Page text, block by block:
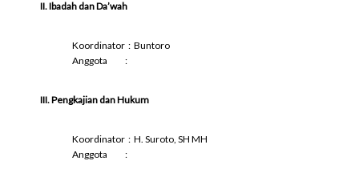
II. Ibadah dan Da’wah
Koordinator : Buntoro
Anggota :
III. Pengkajian dan Hukum
Koordinator : H. Suroto, SH MH
Anggota :